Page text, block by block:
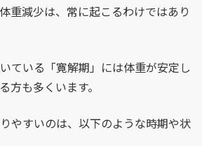
重減少は、常に起こるわけではあり
ている「寛解期」には体重が安定し
方も多くいます。
やすいのは、以下のような時期や状